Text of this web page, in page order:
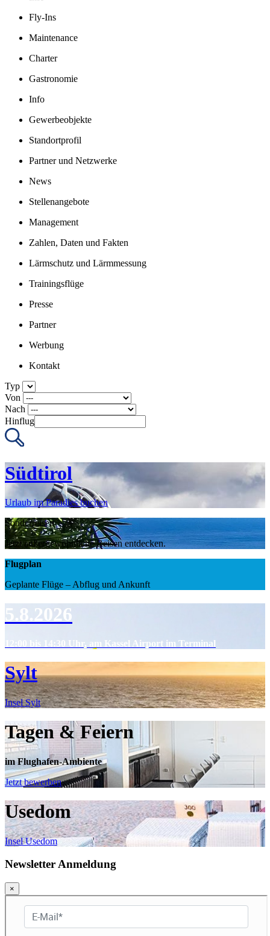
Fly-Ins
Maintenance
Charter
Gastronomie
Info
Gewerbeobjekte
Standortprofil
Partner und Netzwerke
News
Stellenangebote
Management
Zahlen, Daten und Fakten
Lärmschutz und Lärmmessung
Trainingsflüge
Presse
Partner
Werbung
Kontakt
Typ
Von
Nach
Hinflug
Südtirol
Urlaub im Paradies buchen
Sonderreisen
Jetzt außergewöhnliche Reisen entdecken.
Flugplan
Geplante Flüge – Abflug und Ankunft
5.8.2026
12:00 bis 14:30 Uhr, am Kassel Airport im Terminal
Sylt
Insel Sylt
Tagen & Feiern
im Flughafen-Ambiente
Jetzt bewerben
Usedom
Insel Usedom
Newsletter Anmeldung
×